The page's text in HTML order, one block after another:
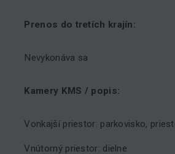
Prenos do tretích krajín:
Nevykonáva sa
Kamery KMS / popis:
Vonkajší priestor: parkovisko,
Vnútorný priestor: dielne